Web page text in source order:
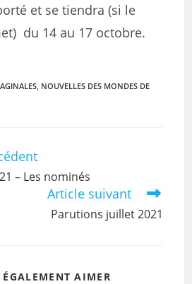
et se tiendra (si le
du 14 au 17 octobre.
, NOUVELLES DES MONDES DE
– Les nominés
Article suivant
Parutions juillet 2021
AIMER